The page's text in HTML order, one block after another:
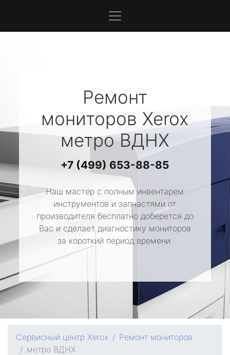
Ремонт
мониторов Xerox
метро ВДНХ
+7 (499) 653-88-85
Наш мастер с полным инвентарем
инструментов и запчастями от
производителя бесплатно доберется до
Вас и сделает диагностику мониторов
за короткий период времени.
Сервисный центр Xerox
Ремонт мониторов
метро ВДНХ